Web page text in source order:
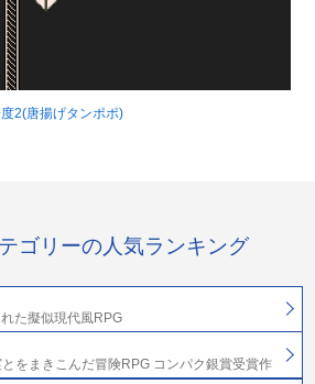
2(唐揚げタンポポ)
ゴリーの人気ランキング
た擬似現代風RPG
をまきこんだ冒険RPG コンパク銀賞受賞作